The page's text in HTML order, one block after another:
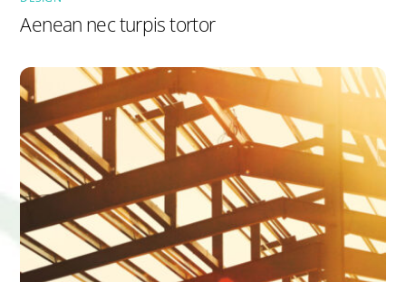
Aenean nec turpis tortor